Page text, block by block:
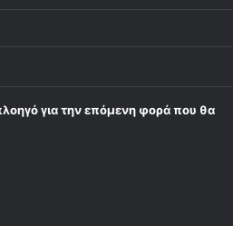
για την επόμενη φορά που θα